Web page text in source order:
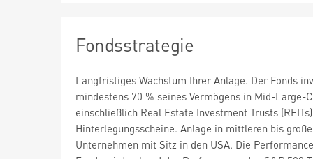
Fondsstrategie
Langfristiges Wachstum Ihrer Anlage. Der Fonds
mindestens 70 % seines Vermögens in Mid-Large-
einschließlich Real Estate Investment Trusts
Hinterlegungsscheine. Anlage in mittleren bis
Unternehmen mit Sitz in den USA. Die